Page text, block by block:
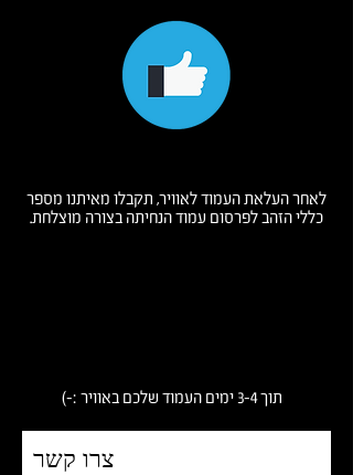
לאחר העלאת העמוד לאוויר, תקבלו מאיתנו מספר
כללי הזהב לפרסום עמוד הנחיתה בצורה מוצלחת.
תוך 3-4 ימים העמוד שלכם באוויר :-)
צרו קשר